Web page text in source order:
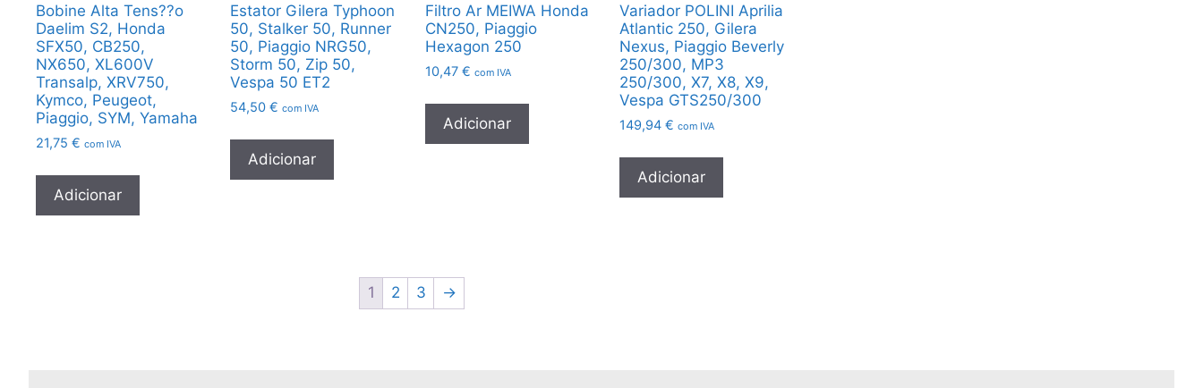
Bobine Alta Tens??o
Daelim S2, Honda
SFX50, CB250,
NX650, XL600V
Transalp, XRV750,
Kymco, Peugeot,
Piaggio, SYM, Yamaha
21,75 € com IVA
Adicionar
Estator Gilera Typhoon
50, Stalker 50, Runner
50, Piaggio NRG50,
Storm 50, Zip 50,
Vespa 50 ET2
54,50€ com IVA
Adicionar
Filtro Ar MEIWA Honda
CN250, Piaggio
Hexagon 250
10,47 € com IVA
Adicionar
Variador POLINI Aprilia
Atlantic 250, Gilera
Nexus, Piaggio Beverly
250/300, MP3
250/300, X7, X8, X9,
Vespa GTS250/300
149,94 € com IVA
Adicionar
1 2 3 →